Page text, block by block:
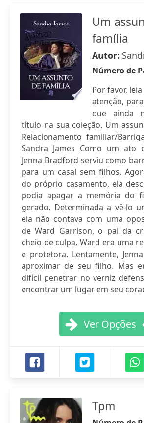
Um
família
Autor:
Número de
Por favor,
atenção,
que ainda
título na sua coleção. Um
Relacionamento familiar/
Sandra James Como um ato
Jenna Bradford serviu como
para um casal sem filhos.
do próprio casamento, ela
podia apagar a memória do
gerado. Determinada a vê-lo
ela não contava com uma
de Ward Garrison, o pai da
cheio de culpa, Ward era uma
e protetora. Lentamente,
aproximar de seu filho. Mas
difícil penetrar no verniz
encontrar um lugar em seu
Ver Opções
Tpm